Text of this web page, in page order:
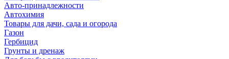
Авто-принадлежности
Автохимия
Товары для дачи, сада и огорода
Газон
Гербицид
Грунты и дренаж